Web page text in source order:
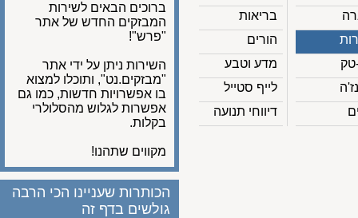
בריאות
הורים
מדע וטבע
לייף סטייל
דיווחי תנועה
ברוכים הבאים לשירות
המבזקים החדש של אתר
"פרש"!
השירות ניתן על ידי אתר
"מבזקים.נט", ותוכלו למצוא
בו אפשרויות חדשות, כמו גם
אפשרות לגלוש מהסלולרי
בקלות.
מקווים שתהנו!
הכותרות שעניינו הכי הרבה
גולשים בדף זה